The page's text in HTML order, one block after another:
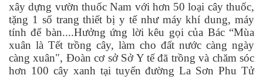
xây dựng vườn thuốc Nam với hơn 50 loại cây thuốc,
tặng 1 số trang thiết bị y tế như máy khí dung, máy
tính để bàn....Hưởng ứng lời kêu gọi của Bác “Mùa
xuân là Tết trồng cây, làm cho đất nước càng ngày
càng xuân", Đoàn cơ sở Sở Y tế đã trồng và chăm sóc
hơn 100 cây xanh tại tuyến đường La Sơn Phu Tử